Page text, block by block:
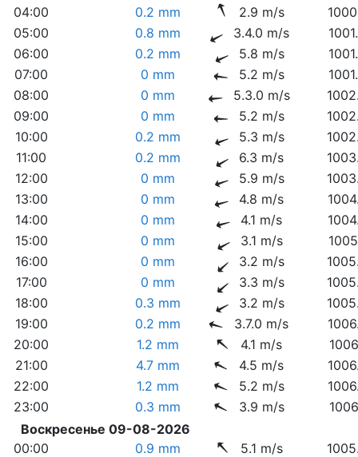
04:00
0.2 mm 2.9 m/s
05:00
0.8 mm 3.4.0 m/s
06:00
0.2 mm 5.8 m/s
07:00
0 mm 5.2 m/s
08:00
0 mm 5.3.0 m/s
09:00
0 mm 5.2 m/s
10:00
0.2 mm 5.3 m/s
11:00
0.2 mm 6.3 m/s
12:00
0 mm 5.9 m/s
13:00
0 mm 4.8 m/s
14:00
0 mm 4.1 m/s
15:00
0 mm 3.1 m/s
16:00
0 mm 3.2 m/s
17:00
0 mm 3.3 m/s
18:00
0.3 mm 3.2 m/s
19:00
0.2 mm 3.7.0 m/s
20:00
1.2 mm 4.1 m/s
21:00
4.7 mm 4.5 m/s
22:00
1.2 mm 5.2 m/s
23:00
0.3 mm 3.9 m/s
Воскресенье 09-08-2026
00:00
0.9 mm 5.1 m/s